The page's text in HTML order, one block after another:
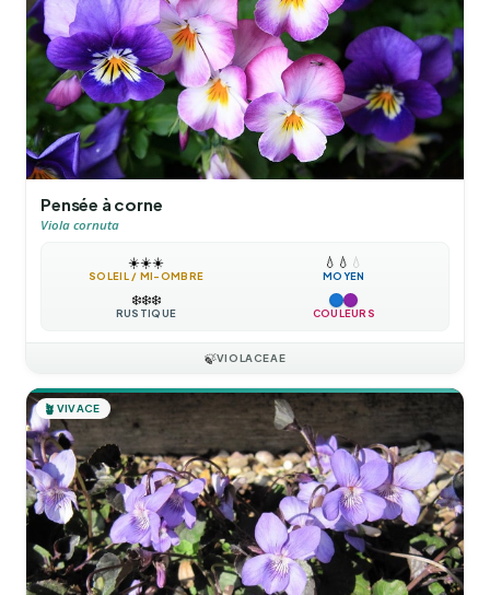
Pensée à corne
Viola cornuta
☀️☀️☀️
SOLEIL / MI-OMBRE
💧 💧 💧
MOYEN
❄️❄️❄️
RUSTIQUE COULEURS
🍃VIOLACEAE
🪴 VIVACE